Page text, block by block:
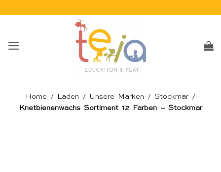
Home / Laden / Unsere Marken / Stockmar /
Knetbienenwachs Sortiment 12 Farben – Stockmar